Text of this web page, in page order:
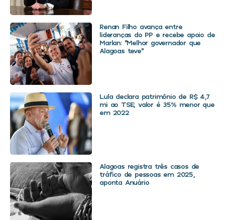
Renan Filho avança entre
lideranças do PP e recebe apoio de
Marlan: “Melhor governador que
Alagoas teve”
Lula declara patrimônio de R$ 4,7
mi ao TSE; valor é 35% menor que
em 2022
Alagoas registra três casos de
tráfico de pessoas em 2025,
aponta Anuário